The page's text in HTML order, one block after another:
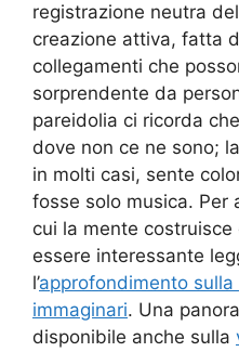
registrazione neutra
creazione attiva, fatta
collegamenti che
sorprendente da
pareidolia ci ricorda
dove non ce ne sono;
in molti casi, sente
fosse solo musica. Per
cui la mente
essere interessante
l’approfondimento
immaginari. Una
disponibile anche sulla